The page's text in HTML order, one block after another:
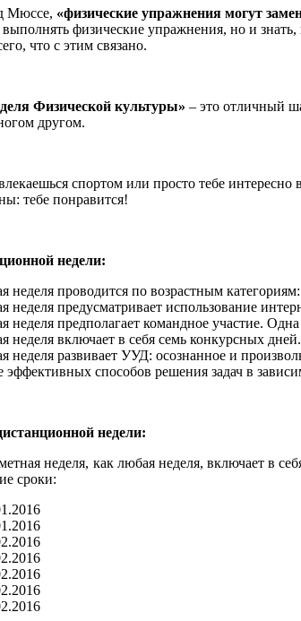
Мюссе, «физические упражнения могут
физические упражнения, но и
что с этим связано.
Физической культуры» – это отличный
другом.
спортом или просто тебе интересно
тебе понравится!
недели:
неделя проводится по возрастным
неделя предусматривает использование
неделя предполагает командное участие.
неделя включает в себя семь конкурсных
неделя развивает УУД: осознанное и
способов решения задач в
недели:
неделя, как любая неделя, включает в
сроки: